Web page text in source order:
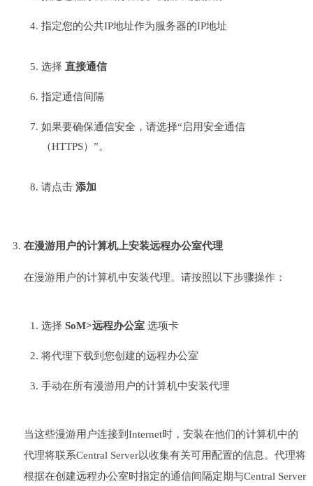
指定您的公共IP地址作为服务器的IP地址
选择 直接通信
指定通信间隔
如果要确保通信安全，请选择“启用安全通信
（HTTPS）”。
请点击 添加
在漫游用户的计算机上安装远程办公室代理
在漫游用户的计算机中安装代理。请按照以下步骤操作：
选择 SoM>远程办公室选项卡
将代理下载到您创建的远程办公室
手动在所有漫游用户的计算机中安装代理
当这些漫游用户连接到Internet时，安装在他们的计算机中的
代理将联系Central Server以收集有关可用配置的信息。代理将
根据在创建远程办公室时指定的通信间隔定期与Central Server